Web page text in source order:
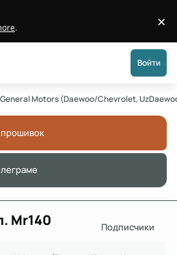
. ×
Войти
General Motors (Daewoo/Chevrolet,
Mr140
Подписчики